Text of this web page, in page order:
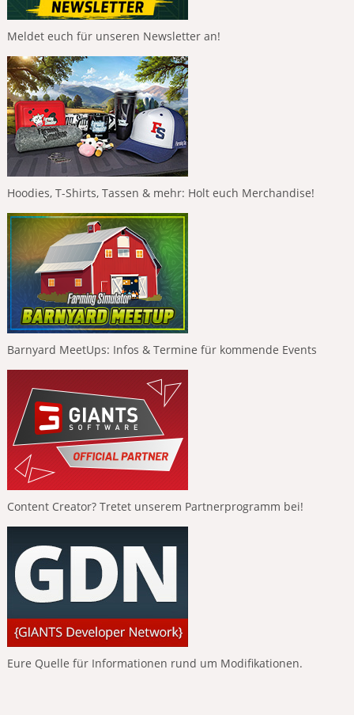
Meldet euch für unseren Newsletter an!
Hoodies, T-Shirts, Tassen & mehr: Holt euch Merchandise!
Barnyard MeetUps: Infos & Termine für kommende Events
Content Creator? Tretet unserem Partnerprogramm bei!
Eure Quelle für Informationen rund um Modifikationen.